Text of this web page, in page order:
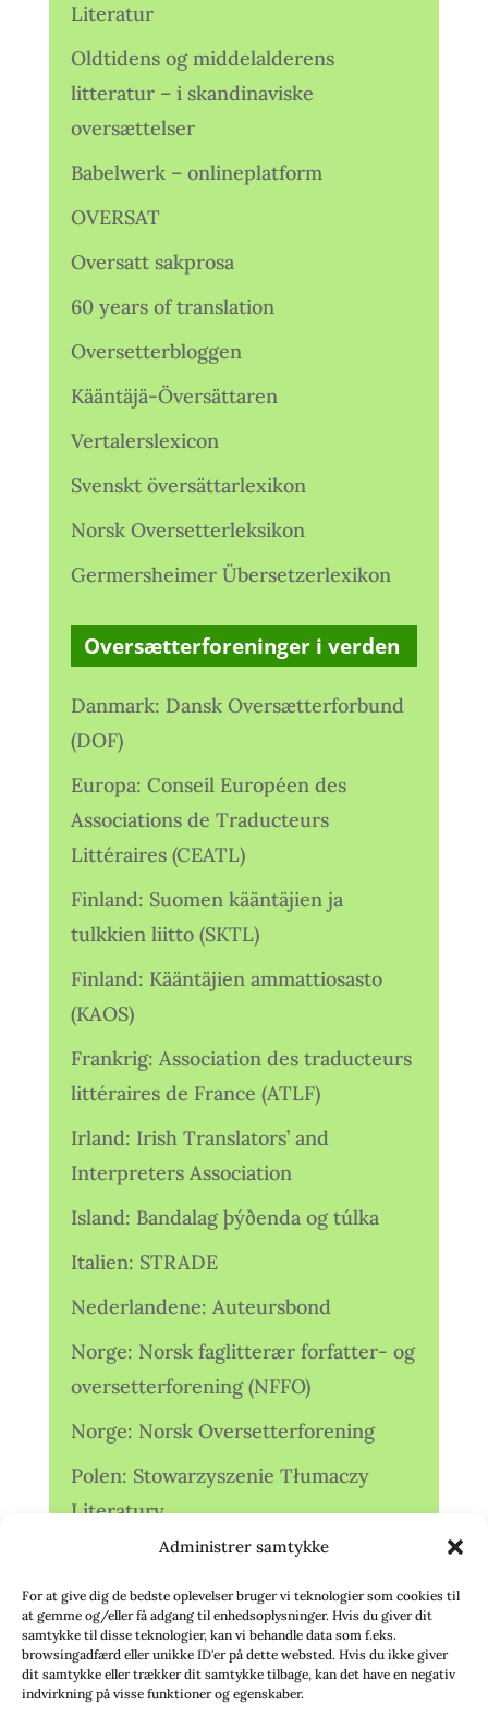
Administrer samtykke
For at give dig de bedste oplevelser bruger vi teknologier som cookies til
at gemme og/eller få adgang til enhedsoplysninger. Hvis du giver dit
samtykke til disse teknologier, kan vi behandle data som f.eks.
browsingadfærd eller unikke ID'er på dette websted. Hvis du ikke giver
dit samtykke eller trækker dit samtykke tilbage, kan det have en negativ
indvirkning på visse funktioner og egenskaber.
Literatur
Oldtidens og middelalderens
litteratur – i skandinaviske
oversættelser
Babelwerk – onlineplatform
OVERSAT
Oversatt sakprosa
60 years of translation
Oversetterbloggen
Kääntäjä-Översättaren
Vertalerslexicon
Svenskt översättarlexikon
Norsk Oversetterleksikon
Germersheimer Übersetzerlexikon
Oversætterforeninger i verden
Danmark: Dansk Oversætterforbund
(DOF)
Europa: Conseil Européen des
Associations de Traducteurs
Littéraires (CEATL)
Finland: Suomen kääntäjien ja
tulkkien liitto (SKTL)
Finland: Kääntäjien ammattiosasto
(KAOS)
Frankrig: Association des traducteurs
littéraires de France (ATLF)
Irland: Irish Translators’ and
Interpreters Association
Island: Bandalag þýðenda og túlka
Italien: STRADE
Nederlandene: Auteursbond
Norge: Norsk faglitterær forfatter- og
oversetterforening (NFFO)
Norge: Norsk Oversetterforening
Polen: Stowarzyszenie Tłumaczy
Literatury
Storbritannien: Translators
Association (TA)
Sverige: Översättarsektionen (Ö.)
Sverige: Översättarcentrum (ÖC)